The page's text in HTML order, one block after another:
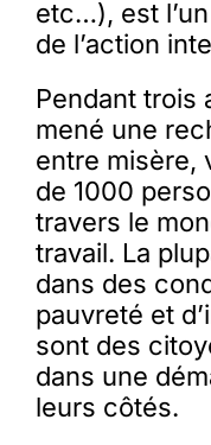
etc…), est
de l’action
Pendant trois
mené une
entre misère,
de 1000
travers le
travail. La
dans des
pauvreté et
sont des
dans une
leurs côtés.